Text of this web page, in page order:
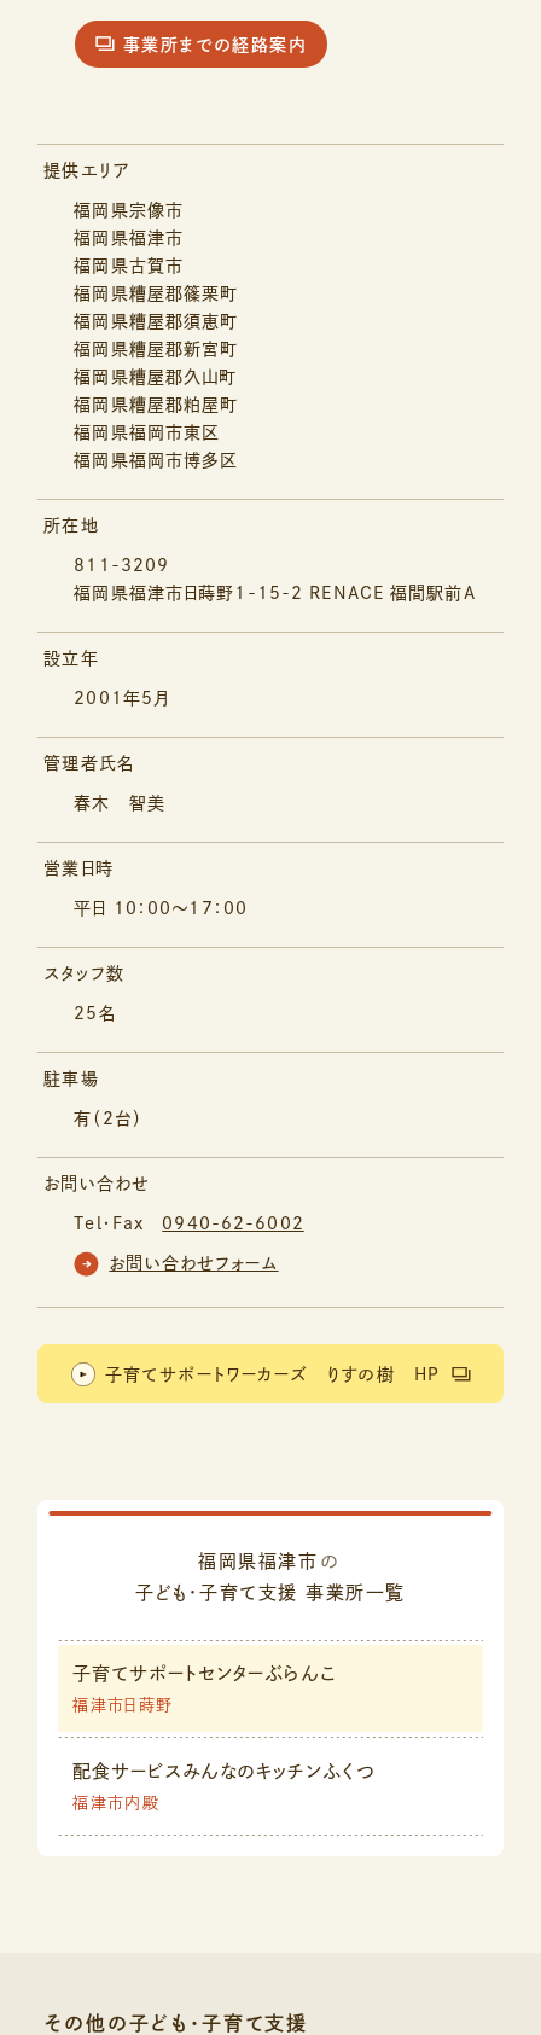
事業所までの経路案内
提供エリア
福岡県宗像市
福岡県福津市
福岡県古賀市
福岡県糟屋郡篠栗町
福岡県糟屋郡須恵町
福岡県糟屋郡新宮町
福岡県糟屋郡久山町
福岡県糟屋郡粕屋町
福岡県福岡市東区
福岡県福岡市博多区
所在地
811-3209
福岡県福津市日蒔野1-15-2
RENACE 福間駅前A
設立年
2001年5月
管理者氏名
春木 智美
営業日時
平日 10：00～17：00
スタッフ数
25名
駐車場
有（2台）
お問い合わせ
Tel・Fax 0940-62-6002
お問い合わせフォーム
子育てサポートワーカーズ りすの樹 HP
福岡県福津市 の
子ども・子育て支援事業所一覧
子育てサポートセンターぶらんこ
福津市日蒔野
配食サービスみんなのキッチンふくつ
福津市内殿
その他の子ども・子育て支援